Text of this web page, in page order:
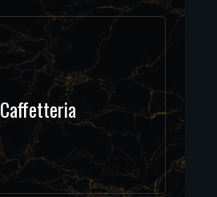
Caffetteria